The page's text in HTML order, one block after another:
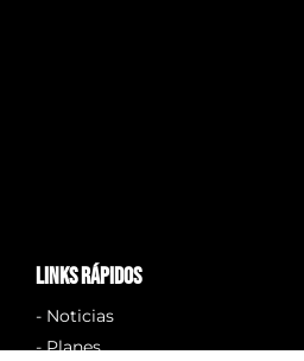
links rápidos
- Noticias
- Planes